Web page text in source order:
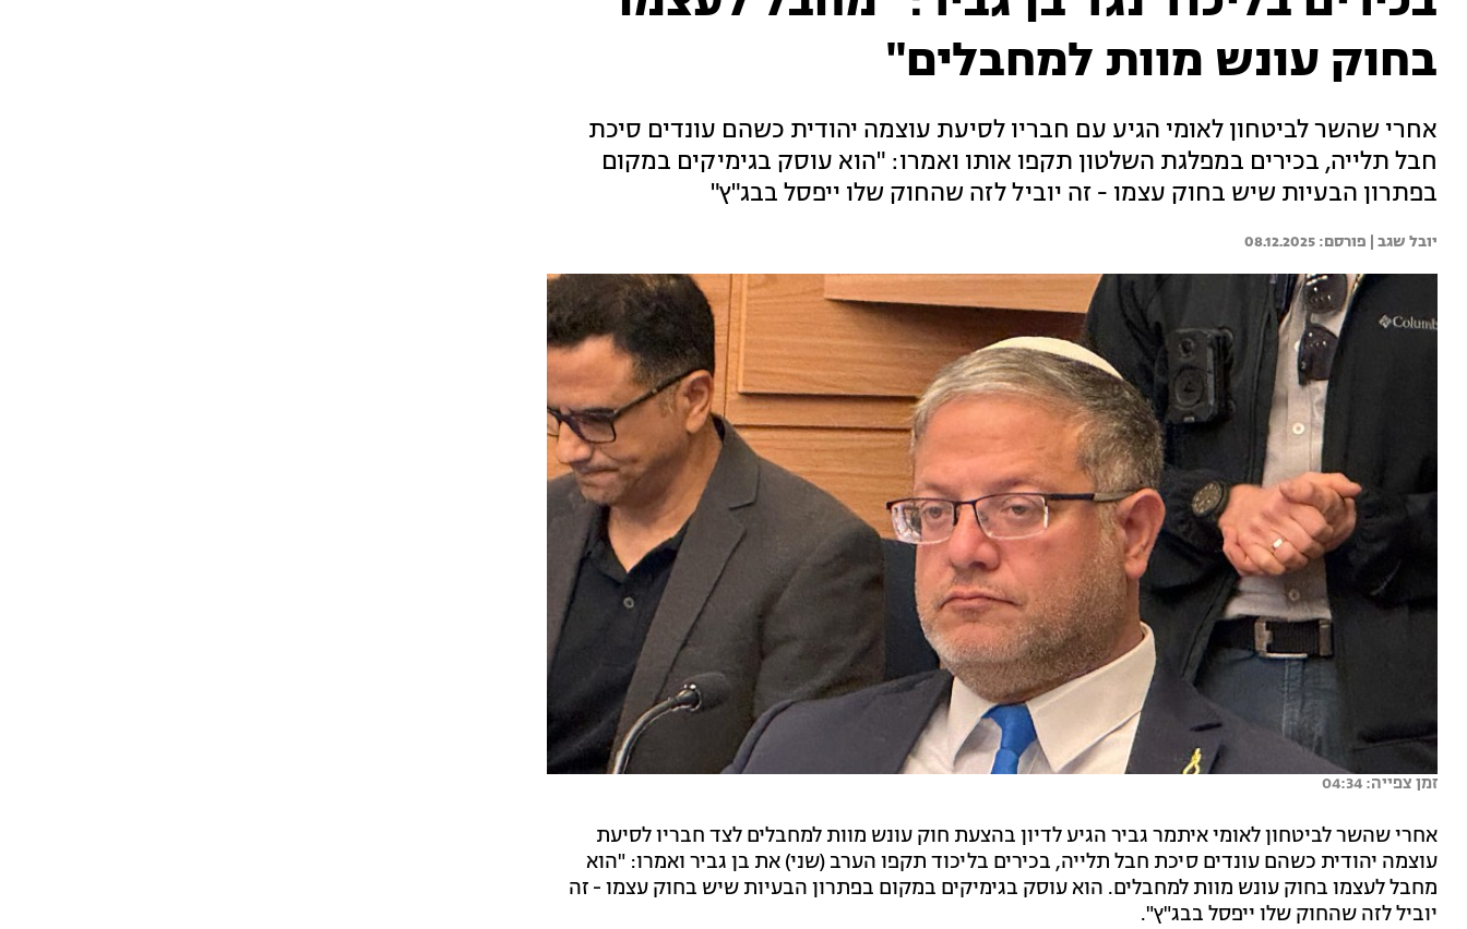
בחוק עונש מוות למחבלים"
אחרי שהשר לביטחון לאומי הגיע עם חבריו לסיעת עוצמה יהודית כשהם עונדים סיכת
חבל תלייה, בכירים במפלגת השלטון תקפו אותו ואמרו: "הוא עוסק בגימיקים במקום
בפתרון הבעיות שיש בחוק עצמו - זה יוביל לזה שהחוק שלו ייפסל בבג"ץ"
יובל שגב | 08.12.2025
זמן צפייה: 04:34
אחרי שהשר לביטחון לאומי איתמר גביר הגיע לדיון בהצעת חוק עונש מוות למחבלים לצד חבריו לסיעת
עוצמה יהודית כשהם עונדים סיכת חבל תלייה, בכירים בליכוד תקפו הערב (שני) את בן גביר ואמרו: "הוא
מחבל לעצמו בחוק עונש מוות למחבלים. הוא עוסק בגימיקים במקום בפתרון הבעיות שיש בחוק עצמו - זה
יוביל לזה שהחוק שלו ייפסל בבג"ץ".